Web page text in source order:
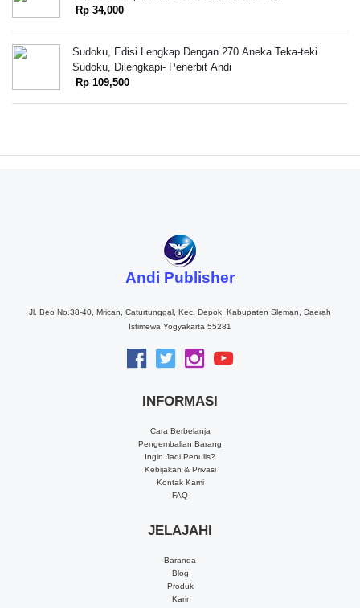
Rp 34,000
Sudoku, Edisi Lengkap Dengan 270 Aneka Teka-teki
Sudoku, Dilengkapi- Penerbit Andi
Rp 109,500
Andi Publisher
Jl. Beo No.38-40, Mrican, Caturtunggal, Kec. Depok, Kabupaten Sleman, Daerah
Istimewa Yogyakarta 55281
INFORMASI
Cara Berbelanja
Pengembalian Barang
Ingin Jadi Penulis?
Kebijakan & Privasi
Kontak Kami
FAQ
JELAJAHI
Baranda
Blog
Produk
Karir